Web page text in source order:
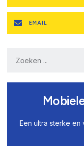
EMAIL
Een ultra sterke